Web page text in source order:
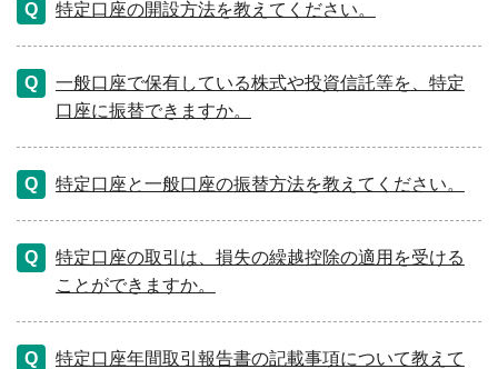
特定口座の開設方法を教えてください。
一般口座で保有している株式や投資信託等を、特定
口座に振替できますか。
特定口座と一般口座の振替方法を教えてください。
特定口座の取引は、損失の繰越控除の適用を受ける
ことができますか。
特定口座年間取引報告書の記載事項について教えて